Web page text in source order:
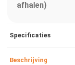
afhalen)
Specificaties
Beschrijving